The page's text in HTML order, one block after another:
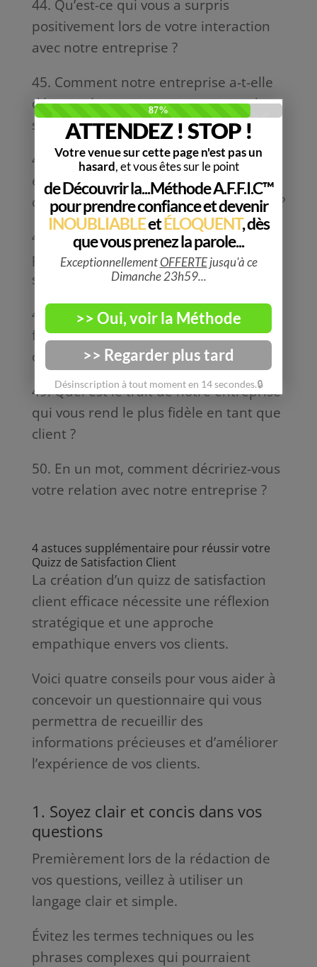
44. Qu’est-ce qui vous a surpris
positivement lors de votre interaction
avec notre entreprise ?
45. Comment notre entreprise a-t-elle
démontré son engagement envers la
satisfaction client ?
46. Quel impact notre entreprise a-t-
elle eu sur votre confiance envers
d’autres entreprises du même secteur ?
47. Quelle est votre interaction
préférée avec notre équipe ou notre
service clientèle ?
48. Comment notre entreprise a-t-elle
facilité votre processus de prise de
décision ?
49. Quel est le trait de notre entreprise
qui vous rend le plus fidèle en tant que
client ?
50. En un mot, comment décririez-vous
votre relation avec notre entreprise ?
4 astuces supplémentaire pour réussir votre
Quizz de Satisfaction Client
La création d’un quizz de satisfaction
client efficace nécessite une réflexion
stratégique et une approche
empathique envers vos clients.
Voici quatre conseils pour vous aider à
concevoir un questionnaire qui vous
permettra de recueillir des
informations précieuses et d’améliorer
l’expérience de vos clients.
1. Soyez clair et concis dans vos
questions
Premièrement lors de la rédaction de
vos questions, veillez à utiliser un
langage clair et simple.
Évitez les termes techniques ou les
phrases complexes qui pourraient